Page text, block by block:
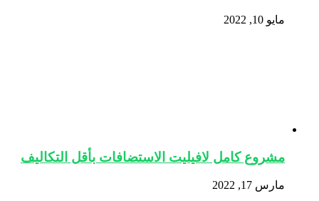
مايو 10, 2022
مشروع كامل لافيليت الاستضافات بأقل التكاليف
مارس 17, 2022